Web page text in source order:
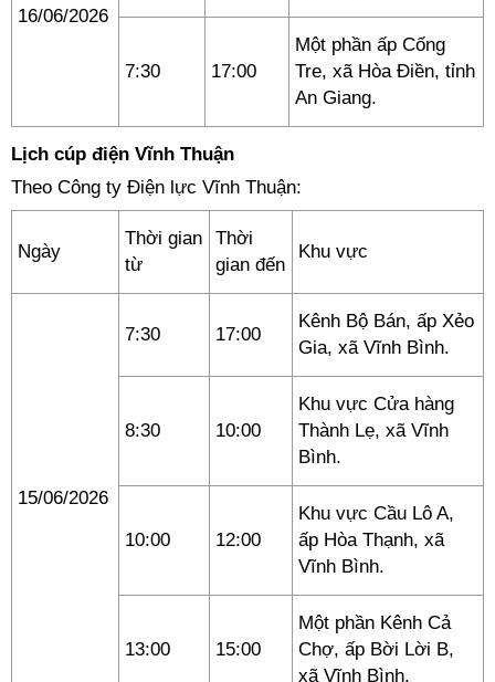
16/06/2026
7:30 17:00
Một phần ấp Cống
Tre, xã Hòa Điền, tỉnh
An Giang.
Lịch cúp điện Vĩnh Thuận
Theo Công ty Điện lực Vĩnh Thuận:
Ngày
Thời gian
từ
Thời
gian đến
Khu vực
15/06/2026
7:30 17:00
Kênh Bộ Bán, ấp Xẻo
Gia, xã Vĩnh Bình.
8:30 10:00
Khu vực Cửa hàng
Thành Lẹ, xã Vĩnh
Bình.
10:00 12:00
Khu vực Cầu Lô A,
ấp Hòa Thạnh, xã
Vĩnh Bình.
13:00 15:00
Một phần Kênh Cả
Chợ, ấp Bời Lời B,
xã Vĩnh Bình.